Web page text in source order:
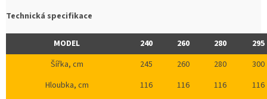
Technická specifikace
MODEL 240 260 280
295
Šířka, cm
245 260 280
300
Hloubka, cm
116 116 116
116